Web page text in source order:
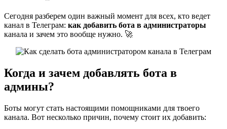
Сегодня разберем один важный момент для всех, кто ведет
канал в Телеграм: как добавить бота в администраторы
канала и зачем это вообще нужно. 🚀
Когда и зачем добавлять бота в
админы?
Боты могут стать настоящими помощниками для твоего
канала. Вот несколько причин, почему стоит их добавить: